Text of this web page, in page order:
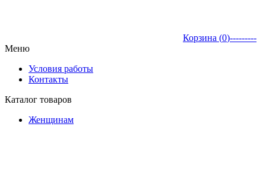
Корзина (0)---------
Меню
Условия работы
Контакты
Каталог товаров
Женщинам